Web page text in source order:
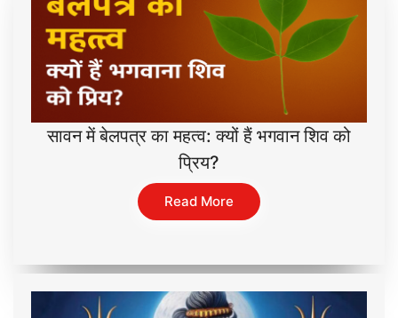
सावन में बेलपत्र का महत्व: क्यों हैं भगवान शिव को
प्रिय?
Read More